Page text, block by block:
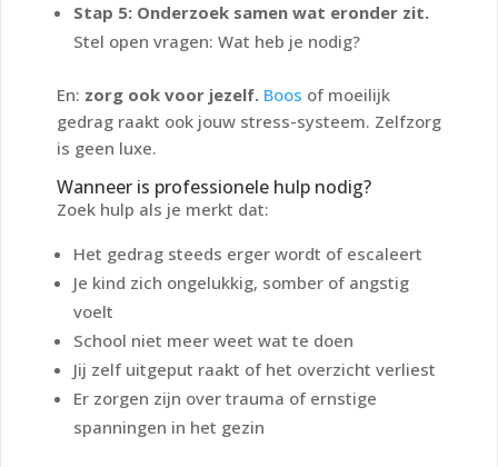
Stap 5: Onderzoek samen wat eronder zit.
Stel open vragen: Wat heb je nodig?
En: zorg ook voor jezelf. Boos of moeilijk
gedrag raakt ook jouw stress-systeem. Zelfzorg
is geen luxe.
Wanneer is professionele hulp nodig?
Zoek hulp als je merkt dat:
Het gedrag steeds erger wordt of escaleert
Je kind zich ongelukkig, somber of angstig
voelt
School niet meer weet wat te doen
Jij zelf uitgeput raakt of het overzicht verliest
Er zorgen zijn over trauma of ernstige
spanningen in het gezin